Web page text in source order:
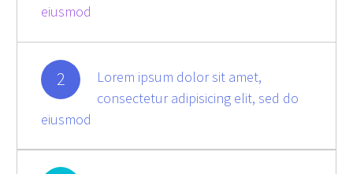
eiusmod
2
Lorem ipsum dolor sit amet,
consectetur adipisicing elit, sed do
eiusmod